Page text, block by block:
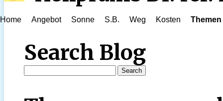
Home Angebot Sonne S.B. Weg Kosten Themen
Search Blog